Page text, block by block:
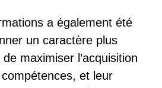
a également été
un caractère plus
maximiser l’acquisition
et leur